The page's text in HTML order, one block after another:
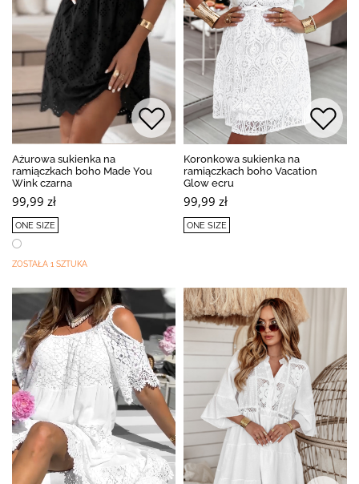
Ażurowa sukienka na
ramiączkach boho Made You
Wink czarna
99,99 zł
ONE SIZE
ZOSTAŁA 1 SZTUKA
Koronkowa sukienka na
ramiączkach boho Vacation
Glow ecru
99,99 zł
ONE SIZE